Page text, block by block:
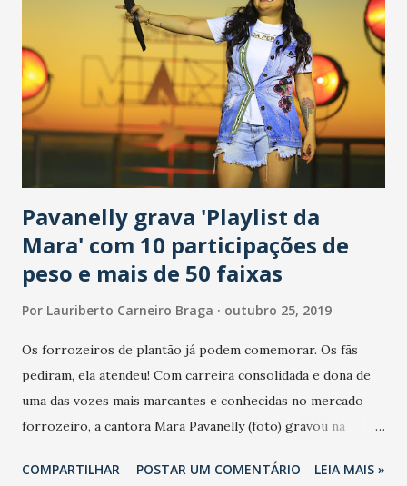
Cozza. O cantor trabalha o repertório de compositores
como Itamar Assumpção, Jorge Drexler e Adriana
Calcanhotto. Serviço Show 48 Minutos, de Cristiano Cunha
Sábado (26), às 19h30 CCBNB Cariri (Rua São Pedro, 337 –
Centro - Juazeiro do Norte) Contato: (88) 3511.4582 / (85)
9-9766.7691
Pavanelly grava 'Playlist da
Mara' com 10 participações de
peso e mais de 50 faixas
Por Lauriberto Carneiro Braga outubro 25, 2019
Os forrozeiros de plantão já podem comemorar. Os fãs
pediram, ela atendeu! Com carreira consolidada e dona de
uma das vozes mais marcantes e conhecidas no mercado
forrozeiro, a cantora Mara Pavanelly (foto) gravou na
Passageiros, em Fortaleza, um projeto paralelo intitulado
COMPARTILHAR POSTAR UM COMENTÁRIO LEIA MAIS »